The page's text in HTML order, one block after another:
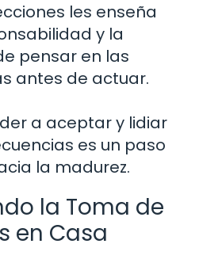
les enseña
y la
pensar en las
antes de actuar.
a aceptar y lidiar
es un paso
la madurez.
la Toma de
en Casa